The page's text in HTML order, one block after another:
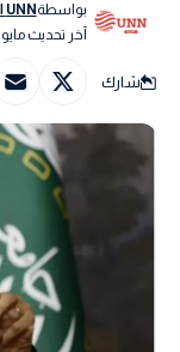
آخر تحديث مايو 4, 2026 8:10 ص
بواسطةUNN العربية
شارك